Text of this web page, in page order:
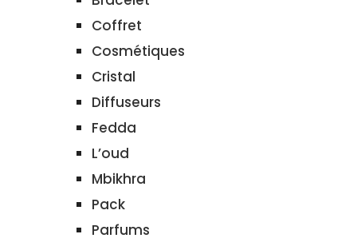
Coffret
Cosmétiques
Cristal
Diffuseurs
Fedda
L’oud
Mbikhra
Pack
Parfums